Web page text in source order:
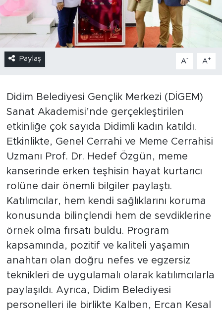
Paylaş A- A+
Didim Belediyesi Gençlik Merkezi (DİGEM)
Sanat Akademisi’nde gerçekleştirilen
etkinliğe çok sayıda Didimli kadın katıldı.
Etkinlikte, Genel Cerrahi ve Meme Cerrahisi
Uzmanı Prof. Dr. Hedef Özgün, meme
kanserinde erken teşhisin hayat kurtarıcı
rolüne dair önemli bilgiler paylaştı.
Katılımcılar, hem kendi sağlıklarını koruma
konusunda bilinçlendi hem de sevdiklerine
örnek olma fırsatı buldu. Program
kapsamında, pozitif ve kaliteli yaşamın
anahtarı olan doğru nefes ve egzersiz
teknikleri de uygulamalı olarak katılımcılarla
paylaşıldı. Ayrıca, Didim Belediyesi
personelleri ile birlikte Kalben, Ercan Kesal